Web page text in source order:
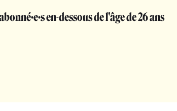
en-dessous de l'âge de 26 ans